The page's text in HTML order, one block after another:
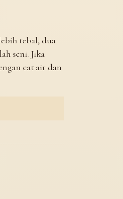
tebal, dua
seni. Jika
cat air dan